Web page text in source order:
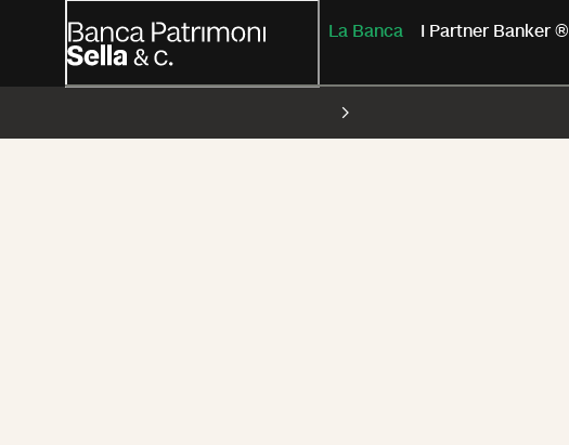
La Banca I Partner Banker ®